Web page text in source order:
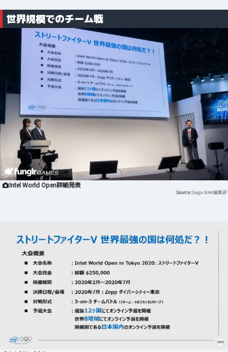
世界規模でのチーム戦
Intel World Open詳細発表
Saiga NAK編集部